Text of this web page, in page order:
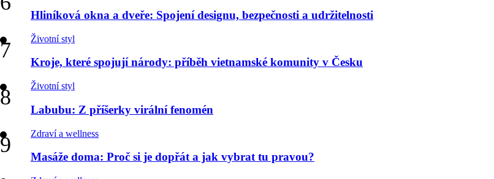
Hliníková okna a dveře: Spojení designu, bezpečnosti a udržitelnosti
Životní styl
Kroje, které spojují národy: příběh vietnamské komunity v Česku
Životní styl
Labubu: Z příšerky virální fenomén
Zdraví a wellness
Masáže doma: Proč si je dopřát a jak vybrat tu pravou?